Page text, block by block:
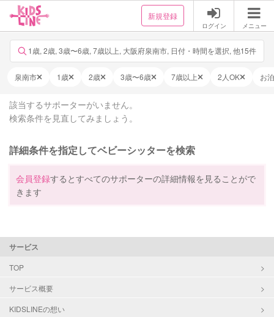
新規登録
ログイン メニュー
1歳, 2歳, 3歳〜6歳, 7歳以上, 大阪府泉南市, 日付・時間を選択, 他15件
泉南市 1歳 2歳 3歳〜6歳 7歳以上 2人OK お
該当するサポーターがいません。
検索条件を見直してみましょう。
詳細条件を指定してベビーシッターを検索
会員登録するとすべてのサポーターの詳細情報を見ることがで
きます
サービス
TOP
サービス概要
KIDSLINEの想い